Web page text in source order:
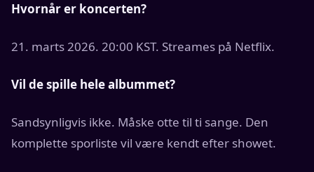
Hvornår er koncerten?
21. marts 2026. 20:00 KST. Streames på Netflix.
Vil de spille hele albummet?
Sandsynligvis ikke. Måske otte til ti sange. Den
komplette sporliste vil være kendt efter showet.